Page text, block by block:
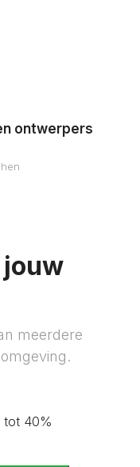
ontwerpers
meerdere
tot 40%